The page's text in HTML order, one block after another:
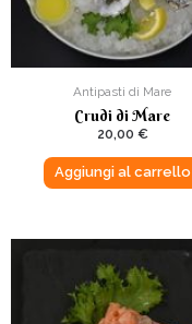
Antipasti di Mare
Crudi di Mare
20,00 €
Aggiungi al carrello